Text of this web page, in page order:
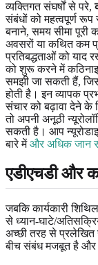
व्यक्तिगत संघर्षों से परे,
संबंधों को महत्वपूर्ण
बनाने, समय सीमा पूरी
अवसरों या कथित कम
प्रतिबद्धताओं को याद
को शुरू करने में
समझी जा सकती हैं,
होती है। इन व्यापक
संचार को बढ़ावा देने के
तो अपनी अनूठी
सकती है। आप
बारे मेंऔर अधिक जान
एडीएचडी और
जबकि कार्यकारी
से ध्यान-घाटे/
अच्छी तरह से
बीच संबंध मजबूत है और